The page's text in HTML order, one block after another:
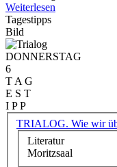
Weiterlesen
Tagestipps
Bild
DONNERSTAG
6
T A G
E S T
I P P
TRIALOG. Wie wir
Literatur
Moritzsaal